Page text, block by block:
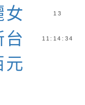
女
台
元
13
11:14:34